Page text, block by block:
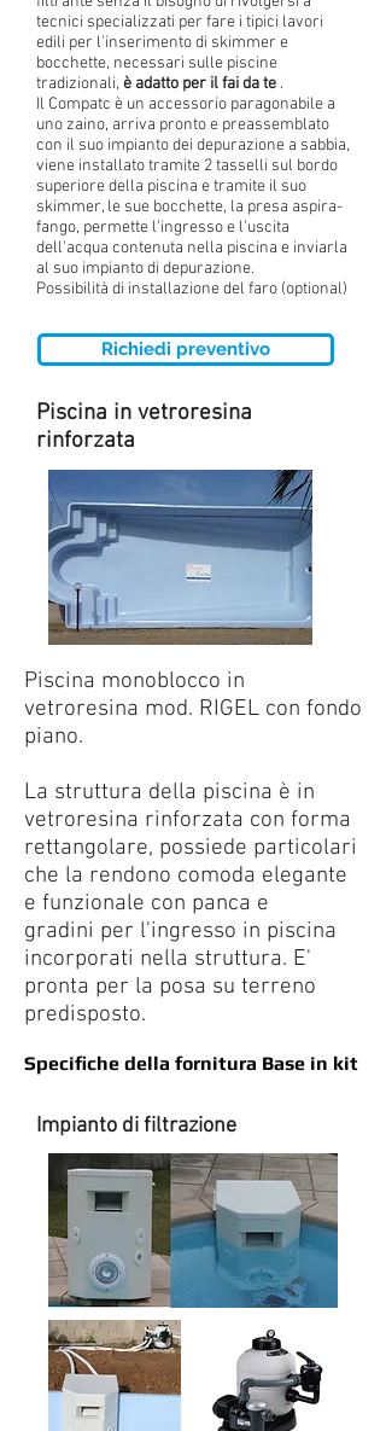
tecnici specializzati per fare i tipici lavori
edili per l'inserimento di skimmer e
bocchette, necessari sulle piscine
tradizionali, è adatto per il fai da te .
Il Compatc è un accessorio paragonabile a
uno zaino, arriva pronto e preassemblato
con il suo impianto dei depurazione a sabbia,
viene installato tramite 2 tasselli sul bordo
superiore della piscina e tramite il suo
skimmer, le sue bocchette, la presa aspira-
fango, permette l'ingresso e l'uscita
dell'acqua contenuta nella piscina e inviarla
al suo impianto di depurazione.
Possibilità di installazione del faro (optional)
Richiedi preventivo
Piscina in vetroresina
rinforzata
Piscina monoblocco in
vetroresina mod. RIGEL con fondo
piano.
La struttura della piscina è in
vetroresina rinforzata con forma
rettangolare, possiede particolari
che la rendono comoda elegante
e funzionale con panca e
gradini per l'ingresso in piscina
incorporati nella struttura. E'
pronta per la posa su terreno
predisposto.
Specifiche della fornitura Base in kit
Impianto di filtrazione